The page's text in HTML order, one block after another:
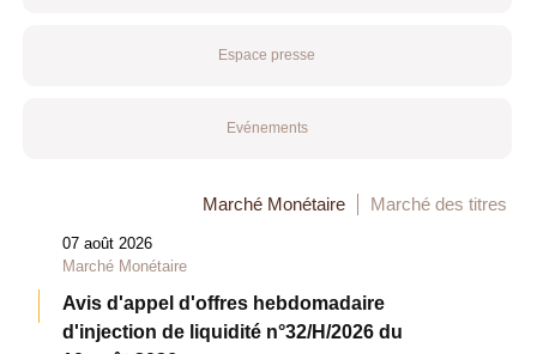
Espace presse
Evénements
Marché Monétaire Marché des titres
07 août 2026
Marché Monétaire
Avis d'appel d'offres hebdomadaire
d'injection de liquidité n°32/H/2026 du